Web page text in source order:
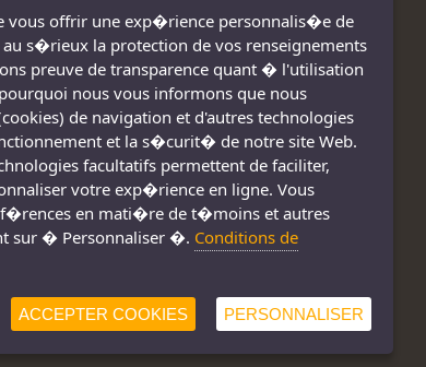
Nous joindre
Conditions d'utilisation
Consignes de sécurité
vous offrir une exp�rience personnalis�e de
s�rieux la protection de vos renseignements
preuve de transparence quant � l'utilisation
nous vous informons que nous
de navigation et d'autres technologies
et la s�curit� de notre site Web.
facultatifs permettent de faciliter,
votre exp�rience en ligne. Vous
en mati�re de t�moins et autres
sur � Personnaliser �. Conditions de
ACCEPTER COOKIES PERSONNALISER